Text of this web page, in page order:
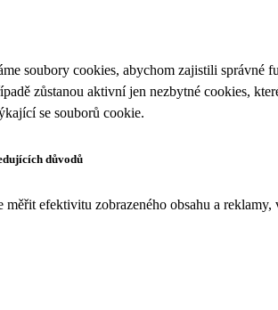
soubory cookies, abychom zajistili
zůstanou aktivní jen nezbytné cookies,
se souborů cookie.
důvodů
efektivitu zobrazeného obsahu a